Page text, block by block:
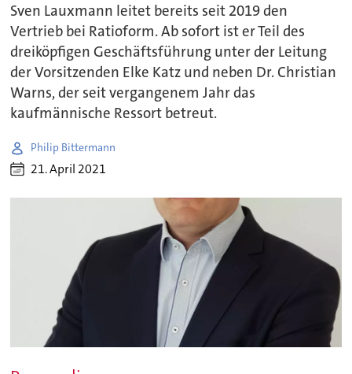
Sven Lauxmann leitet bereits seit 2019 den
Vertrieb bei Ratioform. Ab sofort ist er Teil des
dreiköpfigen Geschäftsführung unter der Leitung
der Vorsitzenden Elke Katz und neben Dr. Christian
Warns, der seit vergangenem Jahr das
kaufmännische Ressort betreut.
Philip Bittermann
21. April 2021